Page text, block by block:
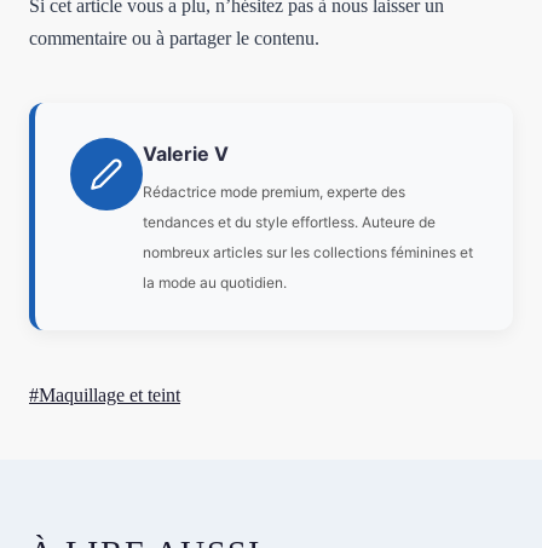
Si cet article vous a plu, n’hésitez pas à nous laisser un
commentaire ou à partager le contenu.
Valerie V
Rédactrice mode premium, experte des
tendances et du style effortless. Auteure de
nombreux articles sur les collections féminines et
la mode au quotidien.
Étiquettes
#Maquillage et teint